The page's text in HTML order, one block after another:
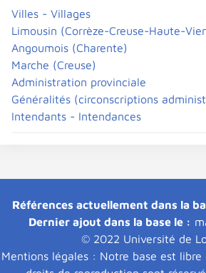
Villes - Villages
Limousin (Corrèze-Creuse-Haute-
Angoumois (Charente)
Marche (Creuse)
Administration provinciale
Généralités (circonscriptions
Intendants - Intendances
Références actuellement dans la
Dernier ajout dans la base le :
© 2022 Université de
Mentions légales : Notre base est libre